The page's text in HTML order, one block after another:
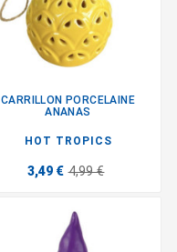
CARRILLON PORCELAINE
ANANAS
HOT TROPICS
3,49 € 4,99 €